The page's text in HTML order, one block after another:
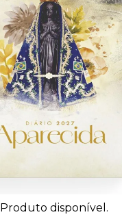
Produto disponível.